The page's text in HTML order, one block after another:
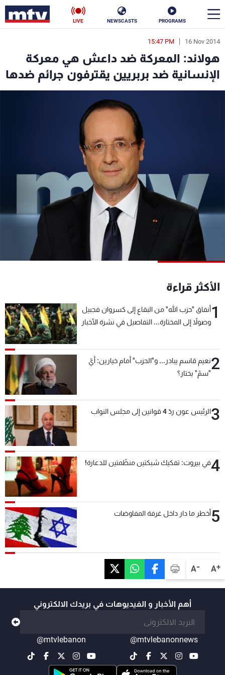
PROGRAMS
NEWSCASTS
LIVE
A+
A-
16 Nov 2014
15:47 PM
هولاند: المعركة ضد داعش هي معركة
الإنسانية ضد بربريين يقترفون جرائم ضدها
الأكثر قراءة
1أنفاق "حزب الله" من البقاع إلى كسروان فجبيل
وصولاً إلى المختارة... التفاصيل في نشرة الأخبار
2نعيم قاسم يبادر... و"الحزب" أمام خيارين: أيّ
"سمّ" يختار؟
3الرئيس عون ردّ 4 قوانين إلى مجلس النواب
4في بيروت: تفكيك شبكتين منظّمتين للدعارة!
5أخطر ما دار داخل غرفة المفاوضات
أهم الأخبار و الفيديوهات في بريدك الالكتروني
@mtvlebanonnews
@mtvlebanon
en
الأخبار
سياسة ناس
فن
رياضة
البرامج
جدول البرامج
شاهد البرامج
الترددات
عن MTV
الإنـتـاج
لاعلاناتكم
شروط الإسـتخدام
سياسة الخصوصية